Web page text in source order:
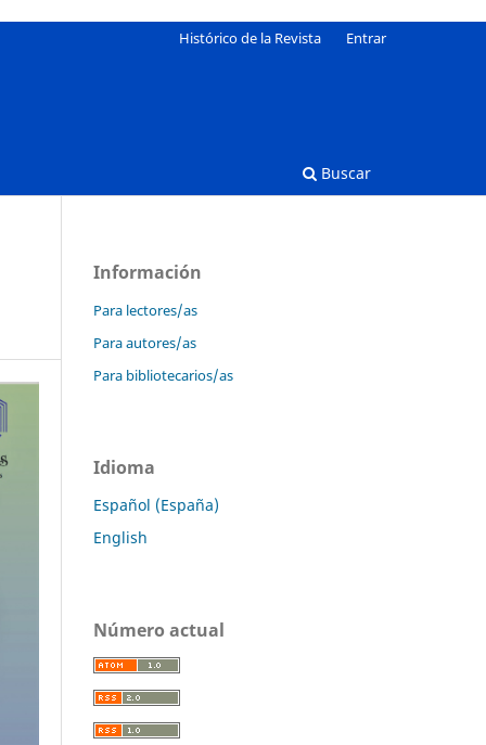
Buscar
Histórico de la Revista Entrar
Información
Para lectores/as
Para autores/as
Para bibliotecarios/as
Idioma
Español (España)
English
Número actual